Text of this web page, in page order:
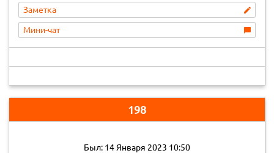
Заметка
Мини-чат
198
Был: 14 Января 2023 10:50